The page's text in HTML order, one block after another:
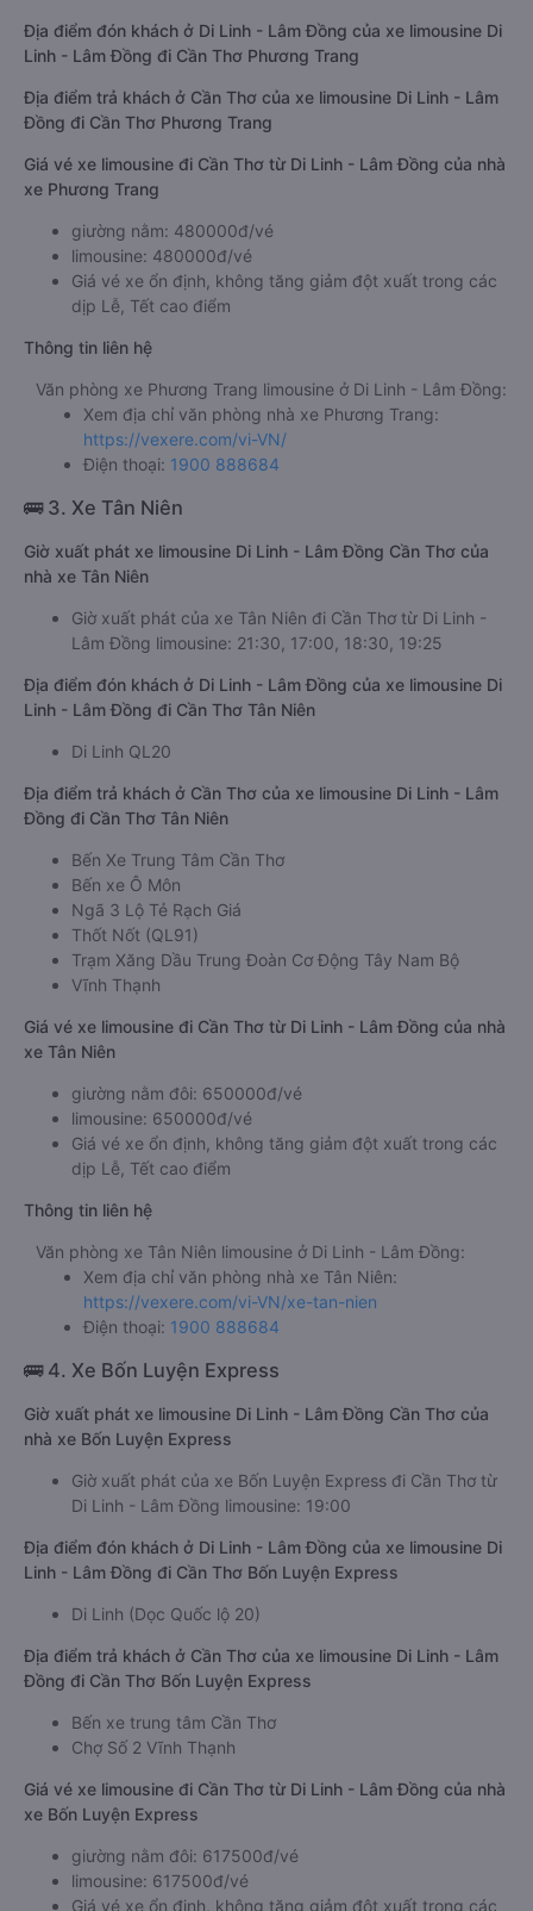
Địa điểm đón khách ở Di Linh - Lâm Đồng của xe limousine Di
Linh - Lâm Đồng đi Cần Thơ Phương Trang
Địa điểm trả khách ở Cần Thơ của xe limousine Di Linh - Lâm
Đồng đi Cần Thơ Phương Trang
Giá vé xe limousine đi Cần Thơ từ Di Linh - Lâm Đồng của nhà
xe Phương Trang
giường nằm: 480000đ/vé
limousine: 480000đ/vé
Giá vé xe ổn định, không tăng giảm đột xuất trong các
dịp Lễ, Tết cao điểm
Thông tin liên hệ
Văn phòng xe Phương Trang limousine ở Di Linh - Lâm Đồng:
Xem địa chỉ văn phòng nhà xe Phương Trang:
https://vexere.com/vi-VN/
Điện thoại: 1900 888684
🚌 3. Xe Tân Niên
Giờ xuất phát xe limousine Di Linh - Lâm Đồng Cần Thơ của
nhà xe Tân Niên
Giờ xuất phát của xe Tân Niên đi Cần Thơ từ Di Linh -
Lâm Đồng limousine: 21:30, 17:00, 18:30, 19:25
Địa điểm đón khách ở Di Linh - Lâm Đồng của xe limousine Di
Linh - Lâm Đồng đi Cần Thơ Tân Niên
Di Linh QL20
Địa điểm trả khách ở Cần Thơ của xe limousine Di Linh - Lâm
Đồng đi Cần Thơ Tân Niên
Bến Xe Trung Tâm Cần Thơ
Bến xe Ô Môn
Ngã 3 Lộ Tẻ Rạch Giá
Thốt Nốt (QL91)
Trạm Xăng Dầu Trung Đoàn Cơ Động Tây Nam Bộ
Vĩnh Thạnh
Giá vé xe limousine đi Cần Thơ từ Di Linh - Lâm Đồng của nhà
xe Tân Niên
giường nằm đôi: 650000đ/vé
limousine: 650000đ/vé
Giá vé xe ổn định, không tăng giảm đột xuất trong các
dịp Lễ, Tết cao điểm
Thông tin liên hệ
Văn phòng xe Tân Niên limousine ở Di Linh - Lâm Đồng:
Xem địa chỉ văn phòng nhà xe Tân Niên:
https://vexere.com/vi-VN/xe-tan-nien
Điện thoại: 1900 888684
🚌 4. Xe Bốn Luyện Express
Giờ xuất phát xe limousine Di Linh - Lâm Đồng Cần Thơ của
nhà xe Bốn Luyện Express
Giờ xuất phát của xe Bốn Luyện Express đi Cần Thơ từ
Di Linh - Lâm Đồng limousine: 19:00
Địa điểm đón khách ở Di Linh - Lâm Đồng của xe limousine Di
Linh - Lâm Đồng đi Cần Thơ Bốn Luyện Express
Di Linh (Dọc Quốc lộ 20)
Địa điểm trả khách ở Cần Thơ của xe limousine Di Linh - Lâm
Đồng đi Cần Thơ Bốn Luyện Express
Bến xe trung tâm Cần Thơ
Chợ Số 2 Vĩnh Thạnh
Giá vé xe limousine đi Cần Thơ từ Di Linh - Lâm Đồng của nhà
xe Bốn Luyện Express
giường nằm đôi: 617500đ/vé
limousine: 617500đ/vé
Giá vé xe ổn định, không tăng giảm đột xuất trong các